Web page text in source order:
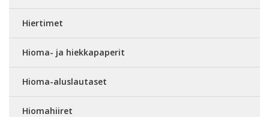
Hiertimet
Hioma- ja hiekkapaperit
Hioma-aluslautaset
Hiomahiiret